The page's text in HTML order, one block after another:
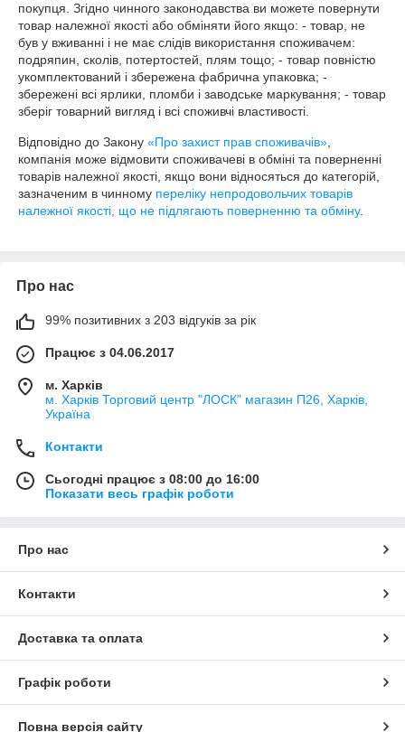
покупця. Згідно чинного законодавства ви можете повернути
товар належної якості або обміняти його якщо: - товар, не
був у вживанні і не має слідів використання споживачем:
подряпин, сколів, потертостей, плям тощо; - товар повністю
укомплектований і збережена фабрична упаковка; -
збережені всі ярлики, пломби і заводське маркування; - товар
зберіг товарний вигляд і всі споживчі властивості.
Відповідно до Закону «Про захист прав споживачів»
компанія може відмовити споживачеві в обміні та поверненні
товарів належної якості, якщо вони відносяться до категорій,
зазначеним в чинному переліку непродовольчих товарів
належної якості, що не підлягають поверненню та обміну.
Про нас
99% позитивних з 203 відгуків за рік
Працює з 04.06.2017
м. Харків
м. Харків Торговий центр "ЛОСК" магазин П26, Харків,
Україна
Контакти
Сьогодні працює з 08:00 до 16:00
Показати весь графік роботи
Про нас
Контакти
Доставка та оплата
Графік роботи
Повна версія сайту